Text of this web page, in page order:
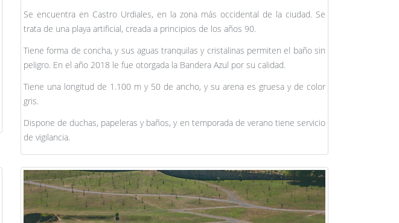
Se encuentra en Castro Urdiales, en la zona más occidental de la ciudad. Se
trata de una playa artificial, creada a principios de los años 90.
Tiene forma de concha, y sus aguas tranquilas y cristalinas permiten el baño sin
peligro. En el año 2018 le fue otorgada la Bandera Azul por su calidad.
Tiene una longitud de 1.100 m y 50 de ancho, y su arena es gruesa y de color
gris.
Dispone de duchas, papeleras y baños, y en temporada de verano tiene servicio
de vigilancia.